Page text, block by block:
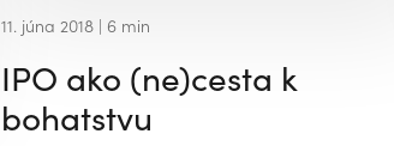
11. júna 2018| 6 min
IPO ako (ne)cesta k
bohatstvu